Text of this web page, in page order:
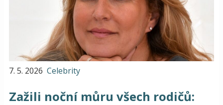
7. 5. 2026 Celebrity
Zažili noční můru všech rodičů: